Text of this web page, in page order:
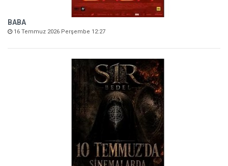
BABA
16 Temmuz 2026 Perşembe 12:27